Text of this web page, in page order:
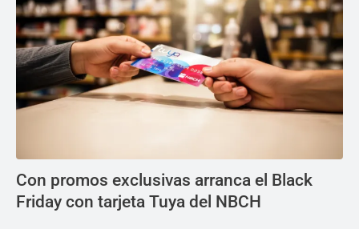
Con promos exclusivas arranca el Black
Friday con tarjeta Tuya del NBCH